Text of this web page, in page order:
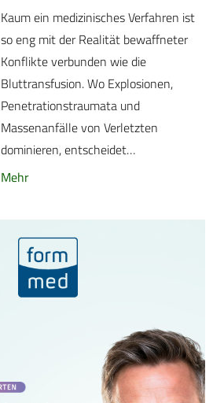
Kaum ein medizinisches Verfahren ist
so eng mit der Realität bewaffneter
Konflikte verbunden wie die
Bluttransfusion. Wo Explosionen,
Penetrationstraumata und
Massenanfälle von Verletzten
dominieren, entscheidet…
Mehr